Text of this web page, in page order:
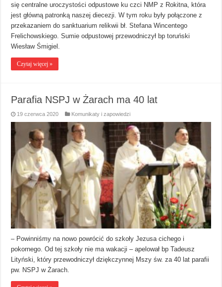
się centralne uroczystości odpustowe ku czci NMP z Rokitna, która
jest główną patronką naszej diecezji. W tym roku były połączone z
przekazaniem do sanktuarium relikwii bł. Stefana Wincentego
Frelichowskiego. Sumie odpustowej przewodniczył bp toruński
Wiesław Śmigiel.
Czytaj więcej »
Parafia NSPJ w Żarach ma 40 lat
19 czerwca 2020 Komunikaty i zapowiedzi
– Powinniśmy na nowo powrócić do szkoły Jezusa cichego i
pokornego. Od tej szkoły nie ma wakacji – apelował bp Tadeusz
Lityński, który przewodniczył dziękczynnej Mszy św. za 40 lat parafii
pw. NSPJ w Żarach.